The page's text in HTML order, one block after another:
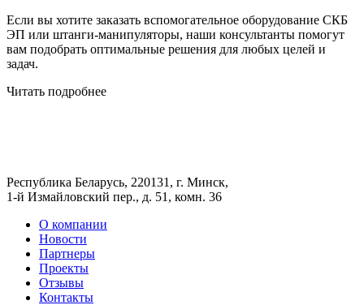
Если вы хотите заказать вспомогательное оборудование СКБ
ЭП или штанги-манипуляторы, наши консультанты помогут
вам подобрать оптимальные решения для любых целей и
задач.
Читать подробнее
Республика Беларусь, 220131, г. Минск,
1-й Измайловский пер., д. 51, комн. 36
О компании
Новости
Партнеры
Проекты
Отзывы
Контакты